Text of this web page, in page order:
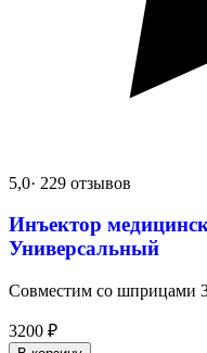
5,0· 229 отзывов
Инъектор
Универсальный
Совместим со шприцами
3200 ₽